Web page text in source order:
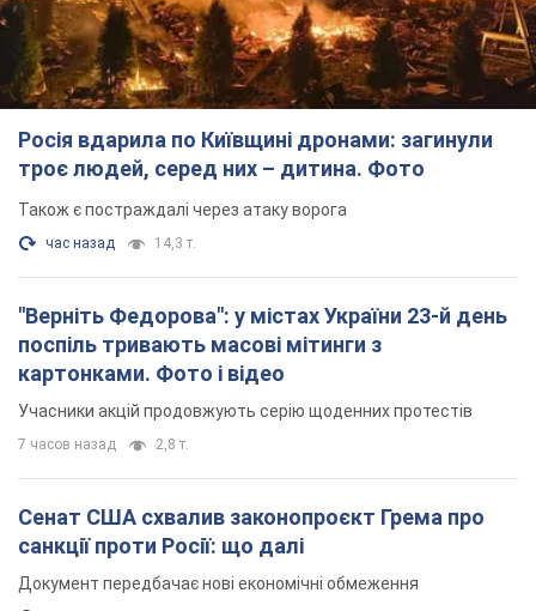
Росія вдарила по Київщині дронами: загинули
троє людей, серед них – дитина. Фото
"Верніть Федорова": у містах України 23-й день